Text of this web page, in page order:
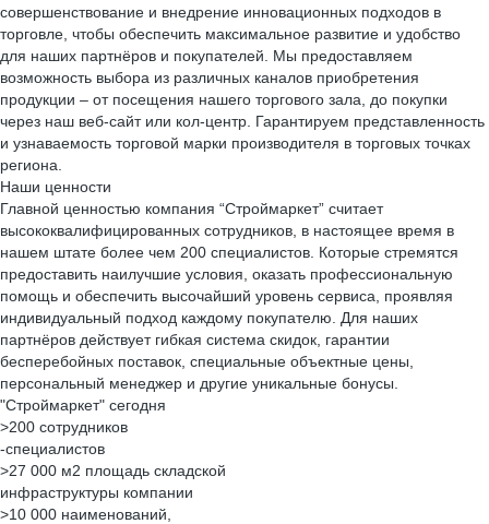
совершенствование и внедрение инновационных подходов в
торговле, чтобы обеспечить максимальное развитие и удобство
для наших партнёров и покупателей. Мы предоставляем
возможность выбора из различных каналов приобретения
продукции – от посещения нашего торгового зала, до покупки
через наш веб-сайт или кол-центр. Гарантируем представленность
и узнаваемость торговой марки производителя в торговых точках
региона.
Наши ценности
Главной ценностью компания “Строймаркет” считает
высококвалифицированных сотрудников, в настоящее время в
нашем штате более чем 200 специалистов. Которые стремятся
предоставить наилучшие условия, оказать профессиональную
помощь и обеспечить высочайший уровень сервиса, проявляя
индивидуальный подход каждому покупателю. Для наших
партнёров действует гибкая система скидок, гарантии
бесперебойных поставок, специальные объектные цены,
персональный менеджер и другие уникальные бонусы.
"Строймаркет" сегодня
>200 сотрудников
-специалистов
>27 000 м2 площадь складской
инфраструктуры компании
>10 000 наименований,